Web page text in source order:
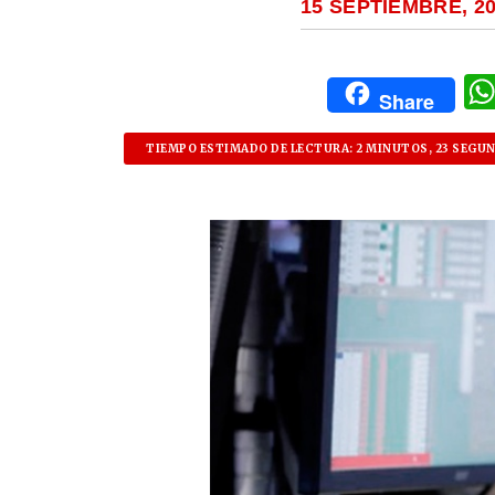
15 SEPTIEMBRE,
Share
TIEMPO ESTIMADO DE LECTURA: 2 MINUTOS, 23